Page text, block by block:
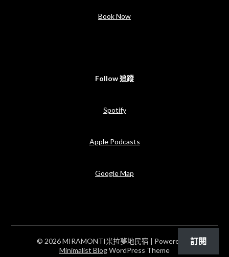
Book Now
Follow 追蹤
Spotify
Apple Podcasts
Google Map
© 2026 MIRAMONTI米拉夢地民宿 | Powered by
Minimalist BlogWordPress Theme
訂閱